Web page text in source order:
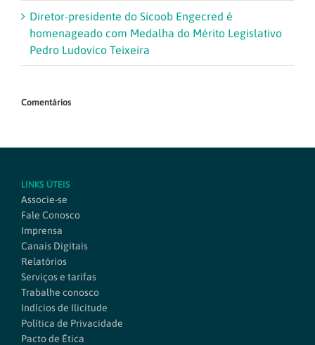
Diretor-presidente do Sicoob Engecred é
homenageado com Medalha do Mérito Legislativo
Pedro Ludovico Teixeira
Comentários
LINKS ÚTEIS
Associe-se
Fale Conosco
Imprensa
Canais Digitais
Relatórios
Serviços e tarifas
Trabalhe conosco
Indícios de Ilicitude
Política de Privacidade
Pacto de Ética